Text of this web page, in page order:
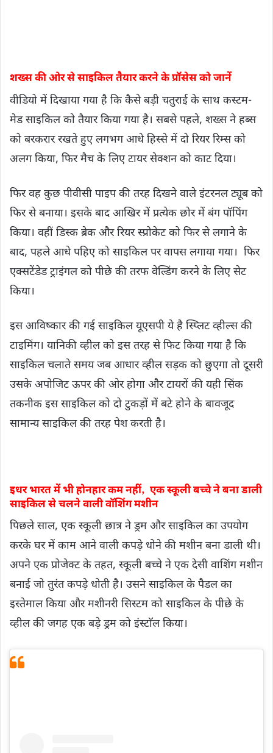
शख्स की ओर से साइकिल तैयार करने के प्रॉसेस को जानें
वीडियो में दिखाया गया है कि कैसे बड़ी चतुराई के साथ कस्टम-
मेड साइकिल काे तैयार किया गया है। सबसे पहले, शख्स ने हब्स
को बरकरार रखते हुए लगभग आधे हिस्से में दो रियर रिम्स को
अलग किया, फिर मैच के लिए टायर सेक्शन को काट दिया।
फिर वह कुछ पीवीसी पाइप की तरह दिखने वाले इंटरनल ट्यूब को
फिर से बनाया। इसके बाद आखिर में प्रत्येक छोर में बंग पॉपिंग
किया। वहीं डिस्क ब्रेक और रियर स्प्रोकेट को फिर से लगाने के
बाद, पहले आधे पहिए को साइकिल पर वापस लगाया गया। फिर
एक्सटेंडेड ट्राइंगल को पीछे की तरफ वेल्डिंग करने के लिए सेट
किया।
इस आविष्कार की गई साइकिल यूएसपी ये है स्प्लिट व्हील्स की
टाइमिंग। यानिकी व्हील को इस तरह से फिट किया गया है कि
साइकिल चलाते समय जब आधार व्हील सड़क को छुएगा तो दूसरी
उसके अपोजिट ऊपर की ओर होगा और टायरों की यही सिंक
तकनीक इस साइकिल को दो टुकड़ों में बटे होने के बावजूद
सामान्य साइकिल की तरह पेश करती है।
इधर भारत में भी होनहार कम नहीं‚ एक स्कूली बच्चे ने बना डाली
साइकिल से चलने वाली वॉशिंग मशीन
पिछले साल, एक स्कूली छात्र ने ड्रम और साइकिल का उपयोग
करके घर में काम आने वाली कपड़े धोने की मशीन बना डाली थी।
अपने एक प्रोजेक्ट के तहत, स्कूली बच्चे ने एक देसी वाशिंग मशीन
बनाई जो तुरंत कपड़े धोती है। उसने साइकिल के पैडल का
इस्तेमाल किया और मशीनरी सिस्टम को साइकिल के पीछे के
व्हील की जगह एक बड़े ड्रम को इंस्टाॅल किया।